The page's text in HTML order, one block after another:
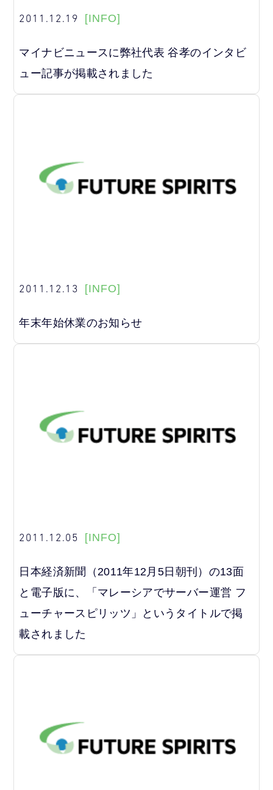
2011.12.19 [INFO]
マイナビニュースに弊社代表 谷孝のインタビ
ュー記事が掲載されました
2011.12.13 [INFO]
年末年始休業のお知らせ
2011.12.05 [INFO]
日本経済新聞（2011年12月5日朝刊）の13面
と電子版に、「マレーシアでサーバー運営 フ
ューチャースピリッツ」というタイトルで掲
載されました